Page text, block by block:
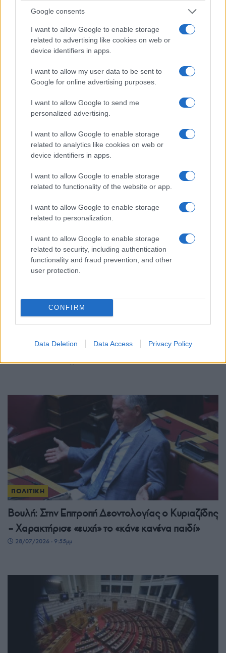
Google consents
I want to allow Google to enable storage
related to advertising like cookies on web or
device identifiers in apps.
I want to allow my user data to be sent to
Google for online advertising purposes.
I want to allow Google to send me
personalized advertising.
I want to allow Google to enable storage
related to analytics like cookies on web or
device identifiers in apps.
I want to allow Google to enable storage
related to functionality of the website or app.
I want to allow Google to enable storage
related to personalization.
I want to allow Google to enable storage
related to security, including authentication
functionality and fraud prevention, and other
user protection.
CONFIRM
Data Deletion Data Access Privacy Policy
ΠΟΛΙΤΙΚΗ
Μητσοτάκης για πυρκαγιές και κλιματική κρίση:
30/07/2026 - 1:15μμ
άθλια δίκτυα των διακινητών
29/07/2026 - 12:36μμ
ΠΟΛΙΤΙΚΗ
Βουλή: Στην Επιτροπή Δεοντολογίας ο Κυριαζίδης
– Χαρακτήρισε «ευχή» το «κάνε κανένα παιδί»
28/07/2026 - 9:55μμ